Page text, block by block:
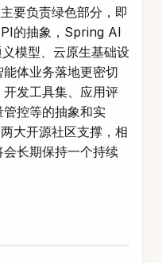
要负责绿色部分，即
的抽象，Spring AI
模型、云原生基础设
体业务落地更密切
发工具集、应用评
控等的抽象和实
大开源社区支撑，相
长期保持一个持续